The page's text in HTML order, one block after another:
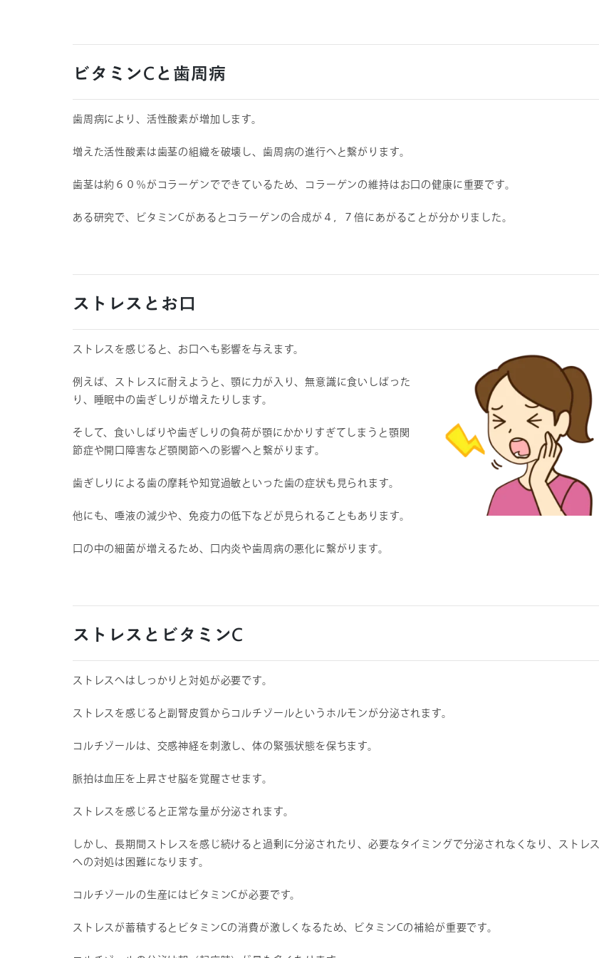
ビタミンCと歯周病
歯周病により、活性酸素が増加します。
増えた活性酸素は歯茎の組織を破壊し、歯周病の進行へと繋がります。
歯茎は約６０％がコラーゲンでできているため、コラーゲンの維持はお口の健康に重要です。
ある研究で、ビタミンCがあるとコラーゲンの合成が４，７倍にあがることが分かりました。
ストレスとお口
ストレスを感じると、お口へも影響を与えます。
例えば、ストレスに耐えようと、顎に力が入り、無意識に食いしばった
り、睡眠中の歯ぎしりが増えたりします。
そして、食いしばりや歯ぎしりの負荷が顎にかかりすぎてしまうと顎関
節症や開口障害など顎関節への影響へと繋がります。
歯ぎしりによる歯の摩耗や知覚過敏といった歯の症状も見られます。
他にも、唾液の減少や、免疫力の低下などが見られることもあります。
口の中の細菌が増えるため、口内炎や歯周病の悪化に繋がります。
ストレスとビタミンC
ストレスへはしっかりと対処が必要です。
ストレスを感じると副腎皮質からコルチゾールというホルモンが分泌されます。
コルチゾールは、交感神経を刺激し、体の緊張状態を保ちます。
脈拍は血圧を上昇させ脳を覚醒させます。
ストレスを感じると正常な量が分泌されます。
しかし、長期間ストレスを感じ続けると過剰に分泌されたり、必要なタイミングで分泌されなくなり、ストレス
への対処は困難になります。
コルチゾールの生産にはビタミンCが必要です。
ストレスが蓄積するとビタミンCの消費が激しくなるため、ビタミンCの補給が重要です。